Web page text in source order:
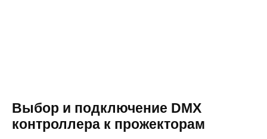
Выбор и подключение DMX
контроллера к прожекторам